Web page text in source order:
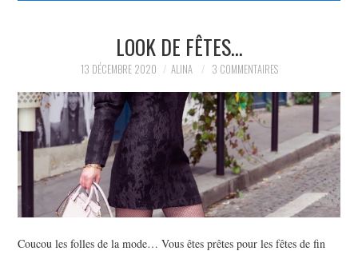
LOOK DE FÊTES…
13 DÉCEMBRE 2020 ALINA 3 COMMENTAIRES
Coucou les folles de la mode… Vous êtes prêtes pour les fêtes de fin